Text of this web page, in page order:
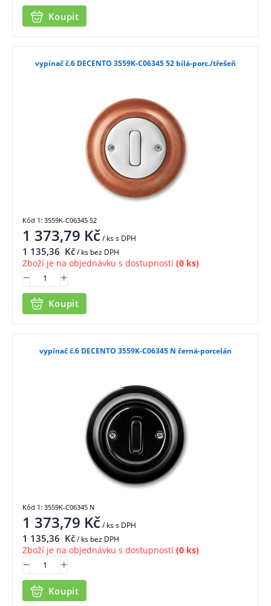
Koupit
vypínač č.6 DECENTO 3559K-C06345 52 bílá-porc./třešeň
1 373,79 Kč/ kss DPH
1 135,36 Kč/ ks bez DPH
Zboží je na objednávku s dostupností (0 ks)
Koupit
Kód 1: 3559K-C06345 52
vypínač č.6 DECENTO 3559K-C06345 N černá-porcelán
1 373,79 Kč/ kss DPH
1 135,36 Kč/ ks bez DPH
Zboží je na objednávku s dostupností (0 ks)
Koupit
Kód 1: 3559K-C06345 N